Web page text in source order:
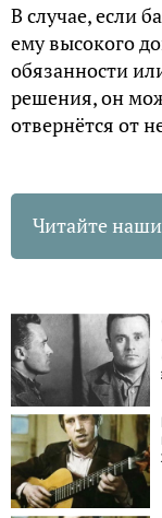
В случае, если
ему высокого
обязанности
решения, он
отвернётся от
Читайте